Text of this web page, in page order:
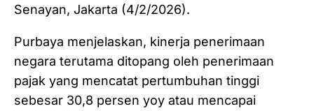
Senayan, Jakarta (4/2/2026).
Purbaya menjelaskan, kinerja penerimaan
negara terutama ditopang oleh penerimaan
pajak yang mencatat pertumbuhan tinggi
sebesar 30,8 persen yoy atau mencapai